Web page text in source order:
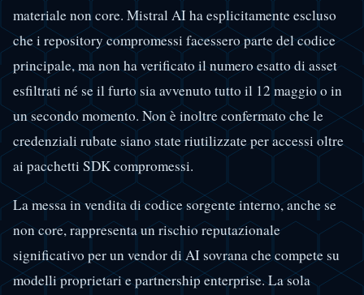
materiale non core. Mistral AI ha esplicitamente escluso
che i repository compromessi facessero parte del codice
principale, ma non ha verificato il numero esatto di asset
esfiltrati né se il furto sia avvenuto tutto il 12 maggio o in
un secondo momento. Non è inoltre confermato che le
credenziali rubate siano state riutilizzate per accessi oltre
ai pacchetti SDK compromessi.
La messa in vendita di codice sorgente interno, anche se
non core, rappresenta un rischio reputazionale
significativo per un vendor di AI sovrana che compete su
modelli proprietari e partnership enterprise. La sola